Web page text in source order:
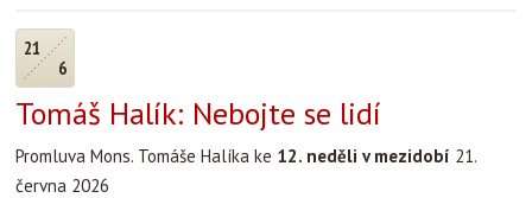
21
6
Tomáš Halík: Nebojte se lidí
Promluva Mons. Tomáše Halíka ke 12. neděli v mezidobí 21.
června 2026